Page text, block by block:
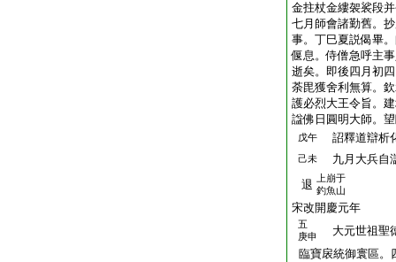
金拄杖金縷袈裟段
七月師會諸勤舊。
事。丁巳夏説偈畢
偃息。侍僧急呼主
逝矣。即後四月初
荼毘獲舍利無算。
護必烈大王令旨。
諡佛日圓明大師。
戊午 詔釋道辯析
己未
九月大兵自
退
上崩于
釣魚山
宋改開慶元年
五
庚申
大元世祖聖
臨寶扆統御寰區。